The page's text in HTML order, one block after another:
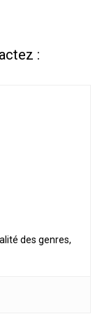
:
des genres,